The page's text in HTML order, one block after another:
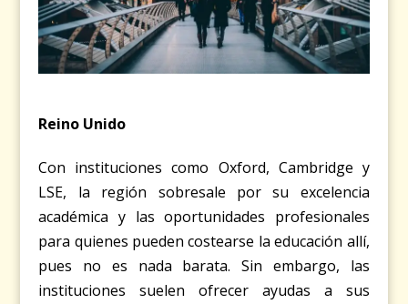
Reino Unido
Con instituciones como Oxford, Cambridge y
LSE, la región sobresale por su excelencia
académica y las oportunidades profesionales
para quienes pueden costearse la educación allí,
pues no es nada barata. Sin embargo, las
instituciones suelen ofrecer ayudas a sus